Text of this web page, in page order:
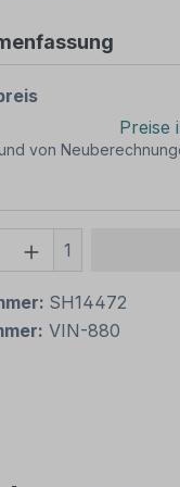
Preise
von
Anzahl: Gib
1
SH14472
VIN-880